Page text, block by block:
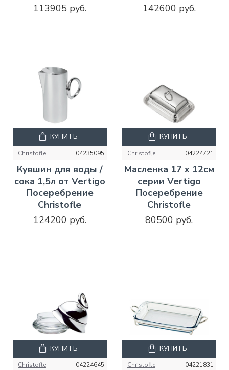
113905 руб.
142600 руб.
Christofle 04235095
Кувшин для воды /
сока 1,5л от Vertigo
Посеребрение
Christofle
124200 руб.
КУПИТЬ
Christofle 04224721
Масленка 17 x 12см
серии Vertigo
Посеребрение
Christofle
80500 руб.
КУПИТЬ
Christofle 04224645
КУПИТЬ
Christofle 04221831
КУПИТЬ